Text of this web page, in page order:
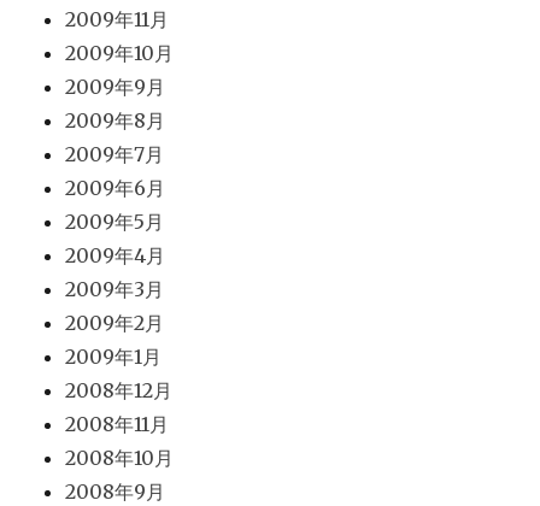
2009年11月
2009年10月
2009年9月
2009年8月
2009年7月
2009年6月
2009年5月
2009年4月
2009年3月
2009年2月
2009年1月
2008年12月
2008年11月
2008年10月
2008年9月